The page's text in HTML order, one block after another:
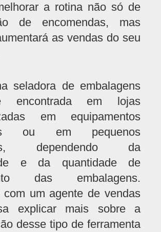
a rotina não só de
de encomendas, mas
as vendas do seu
seladora de embalagens
encontrada em lojas
em equipamentos
ou em pequenos
dependendo da
e da quantidade de
das embalagens.
com um agente de vendas
explicar mais sobre a
desse tipo de ferramenta